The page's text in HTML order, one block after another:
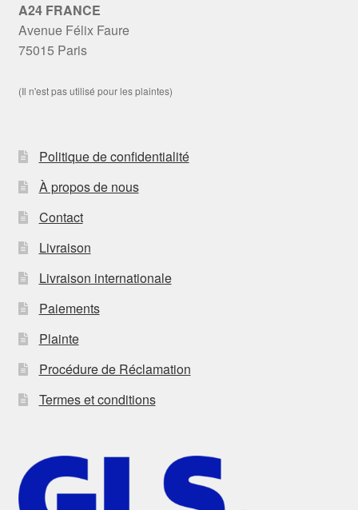
A24 FRANCE
Avenue Félix Faure
75015 Paris
(Il n'est pas utilisé pour les plaintes)
Politique de confidentialité
À propos de nous
Contact
Livraison
Livraison internationale
Paiements
Plainte
Procédure de Réclamation
Termes et conditions